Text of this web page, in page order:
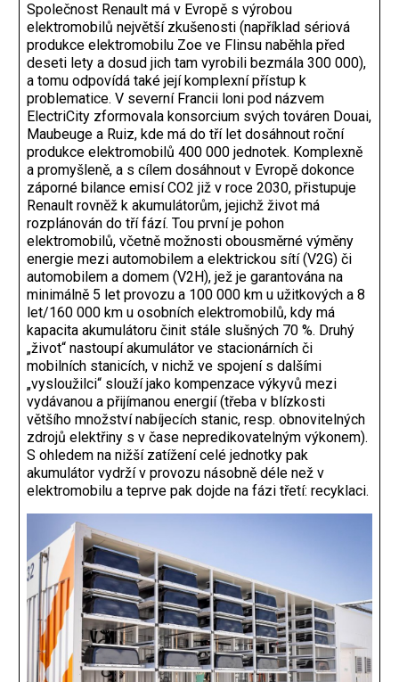
Společnost Renault má v Evropě s výrobou
elektromobilů největší zkušenosti (například sériová
produkce elektromobilu Zoe ve Flinsu naběhla před
deseti lety a dosud jich tam vyrobili bezmála 300 000),
a tomu odpovídá také její komplexní přístup k
problematice. V severní Francii loni pod názvem
ElectriCity zformovala konsorcium svých továren Douai,
Maubeuge a Ruiz, kde má do tří let dosáhnout roční
produkce elektromobilů 400 000 jednotek. Komplexně
a promyšleně, a s cílem dosáhnout v Evropě dokonce
záporné bilance emisí CO2 již v roce 2030, přistupuje
Renault rovněž k akumulátorům, jejichž život má
rozplánován do tří fází. Tou první je pohon
elektromobilů, včetně možnosti obousměrné výměny
energie mezi automobilem a elektrickou sítí (V2G) či
automobilem a domem (V2H), jež je garantována na
minimálně 5 let provozu a 100 000 km u užitkových a 8
let/160 000 km u osobních elektromobilů, kdy má
kapacita akumulátoru činit stále slušných 70 %. Druhý
„život“ nastoupí akumulátor ve stacionárních či
mobilních stanicích, v nichž ve spojení s dalšími
„vysloužilci“ slouží jako kompenzace výkyvů mezi
vydávanou a přijímanou energií (třeba v blízkosti
většího množství nabíjecích stanic, resp. obnovitelných
zdrojů elektřiny s v čase nepredikovatelným výkonem).
S ohledem na nižší ­zatížení celé jednotky pak
akumulátor vydrží v provozu násobně déle než v
elektromobilu a teprve pak dojde na fázi třetí: recyklaci.